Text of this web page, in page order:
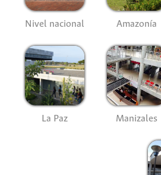
Nivel nacional Amazonía
La Paz Manizales